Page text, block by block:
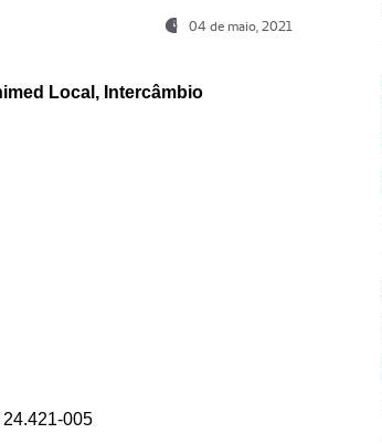
04 de maio, 2021
Local, Intercâmbio
005